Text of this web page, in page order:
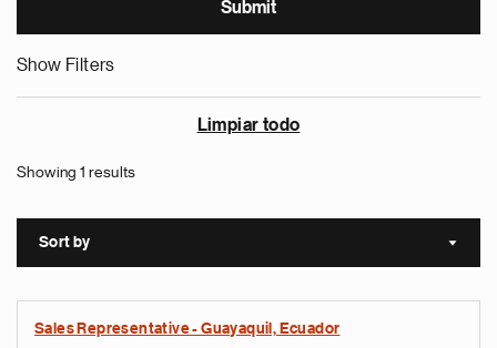
Show Filters
Limpiar todo
Showing 1 results
Sort by Sort
Sales Representative - Guayaquil, Ecuador